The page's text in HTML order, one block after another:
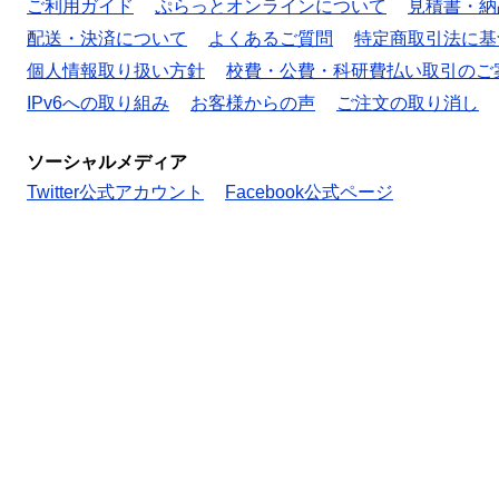
ご利用ガイド
ぷらっとオンラインについて
見積書・
配送・決済について
よくあるご質問
特定商取引法に
個人情報取り扱い方針
校費・公費・科研費払い取引のご
IPv6への取り組み
お客様からの声 ご注文の取り消し
ソーシャルメディア
Twitter公式アカウント
Facebook公式ページ